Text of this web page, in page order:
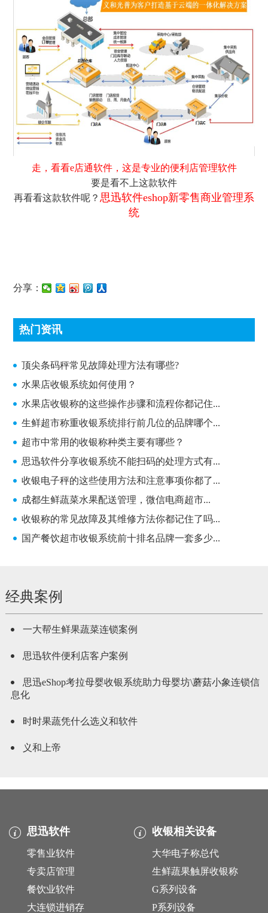
走，看看e店通软件，这是专业的便利店管理软件
要是看不上这款软件
再看看这款软件呢？ 思迅软件eshop新零售商业管理系
统
分享：
热门资讯
顶尖条码秤常见故障处理方法有哪些?
顶尖条码秤常见故障处理方法有哪些?
水果店收银系统如何使用？
水果店收银称的这些操作步骤和流程你都记住...
生鲜超市称重收银系统排行前几位的品牌哪个...
超市中常用的收银称种类主要有哪些？
思迅软件分享收银系统不能扫码的处理方式有...
收银电子秤的这些使用方法和注意事项你都了...
成都生鲜蔬菜水果配送管理，微信电商超市...
收银称的常见故障及其维修方法你都记住了吗...
国产餐饮超市收银系统前十排名品牌一套多少...
经典案例
一大帮生鲜果蔬菜连锁案例
思迅软件便利店客户案例
思迅eShop考拉母婴收银系统助力母婴坊\蘑菇小象连锁信
息化
时时果蔬凭什么选义和软件
义和上帝
思迅软件
零售业软件
专卖店管理
餐饮业软件
大连锁进销存
收银相关设备
大华电子称总代
生鲜蔬果触屏收银称
G系列设备
P系列设备